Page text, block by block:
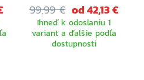
99,99 € od 42,13 €
Ihneď k odoslaniu 1
variant a ďalšie podľa
dostupnosti